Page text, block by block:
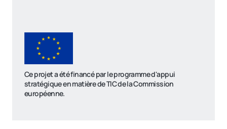
Ce projet a été financé par le programme d'appui
stratégique en matière de TIC de la Commission
européenne.